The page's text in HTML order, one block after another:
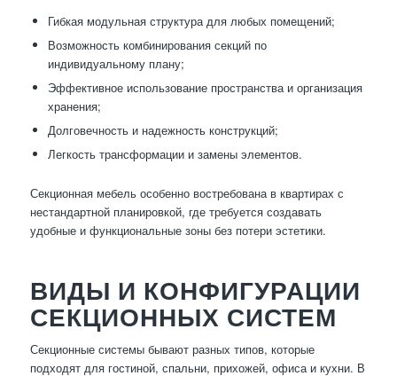
Гибкая модульная структура для любых помещений;
Возможность комбинирования секций по
индивидуальному плану;
Эффективное использование пространства и организация
хранения;
Долговечность и надежность конструкций;
Легкость трансформации и замены элементов.
Секционная мебель особенно востребована в квартирах с
нестандартной планировкой, где требуется создавать
удобные и функциональные зоны без потери эстетики.
ВИДЫ И КОНФИГУРАЦИИ
СЕКЦИОННЫХ СИСТЕМ
Секционные системы бывают разных типов, которые
подходят для гостиной, спальни, прихожей, офиса и кухни. В